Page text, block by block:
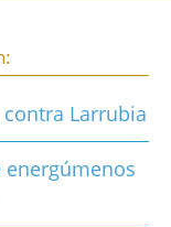
Larrubia
energúmenos